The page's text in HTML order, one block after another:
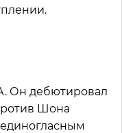
Он дебютировал
Шона